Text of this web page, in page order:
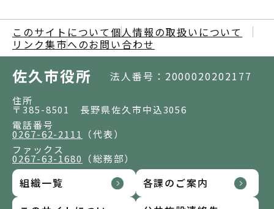
このサイトについて 個人情報の取扱いについて
リンク集市へのお問い合わせ
佐久市役所 法人番号：2000020202177
住所
〒385-8501 長野県佐久市中込3056
電話番号
0267-62-2111
（代表）
ファックス
0267-63-1680 （総務部）
組織一覧
各課のご案内